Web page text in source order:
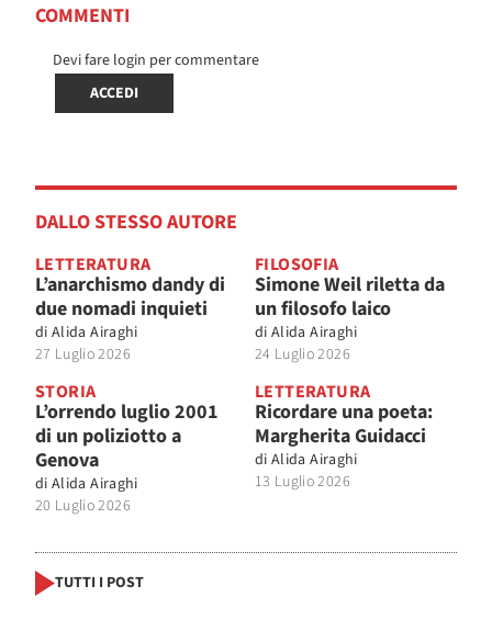
COMMENTI
Devi fare login per commentare
ACCEDI
DALLO STESSO AUTORE
LETTERATURA
L’anarchismo dandy di
due nomadi inquieti
di Alida Airaghi
27 Luglio 2026
FILOSOFIA
Simone Weil riletta da
un filosofo laico
di Alida Airaghi
24 Luglio 2026
STORIA
L’orrendo luglio 2001
di un poliziotto a
Genova
di Alida Airaghi
20 Luglio 2026
LETTERATURA
Ricordare una poeta:
Margherita Guidacci
di Alida Airaghi
13 Luglio 2026
TUTTI I POST